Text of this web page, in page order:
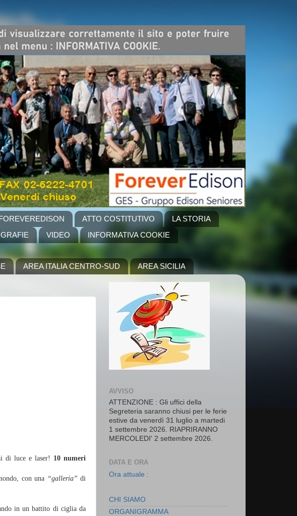
ATTO COSTITUTIVO
LA STORIA
VIDEO INFORMATIVA COOKIE
AREA ITALIA CENTRO-SUD AREA SICILIA
di luce e laser! 10 numeri
con una “galleria”di
in un battito di ciglia da
AVVISO
ATTENZIONE : Gli uffici della
Segreteria saranno chiusi per le ferie
estive da venerdì 31 luglio a martedi
1 settembre 2026. RIAPRIRANNO
MERCOLEDI' 2 settembre 2026.
DATA E ORA
Ora attuale :
CHI SIAMO
ORGANIGRAMMA